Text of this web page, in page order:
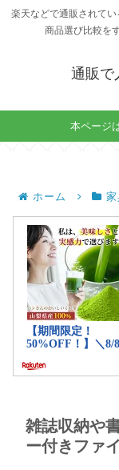
楽天などで通販されてい
商品選び比較を
通販で
本ページ
ホーム
雑誌収納や
ー付きファ